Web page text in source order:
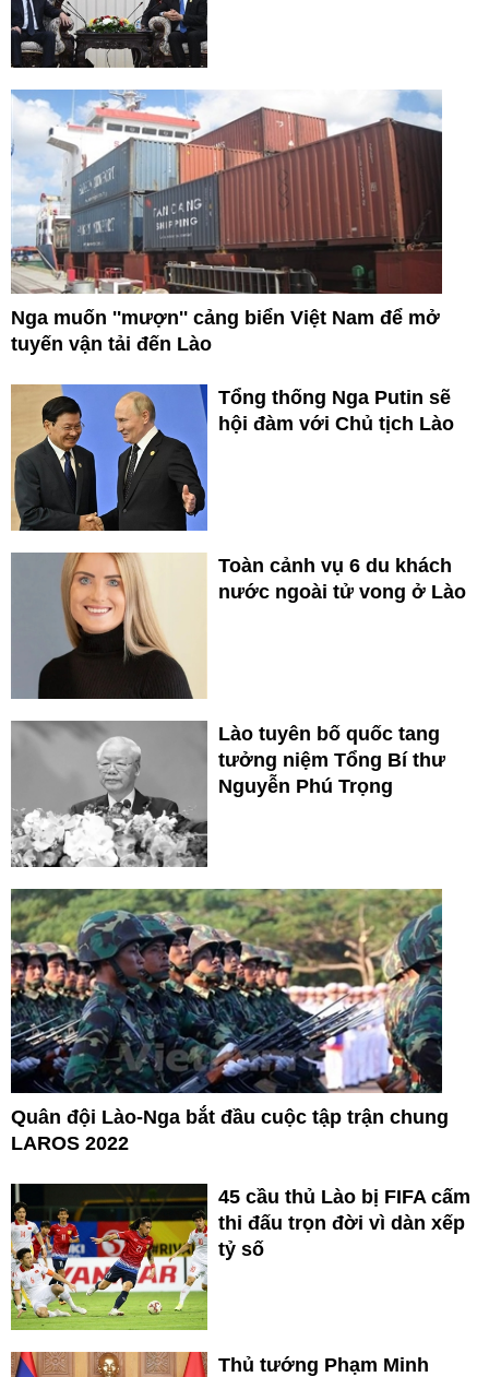
Nga muốn ''mượn'' cảng biển Việt Nam để mở
tuyến vận tải đến Lào
Tổng thống Nga Putin sẽ
hội đàm với Chủ tịch Lào
Toàn cảnh vụ 6 du khách
nước ngoài tử vong ở Lào
Lào tuyên bố quốc tang
tưởng niệm Tổng Bí thư
Nguyễn Phú Trọng
Quân đội Lào-Nga bắt đầu cuộc tập trận chung
LAROS 2022
45 cầu thủ Lào bị FIFA cấm
thi đấu trọn đời vì dàn xếp
tỷ số
Thủ tướng Phạm Minh